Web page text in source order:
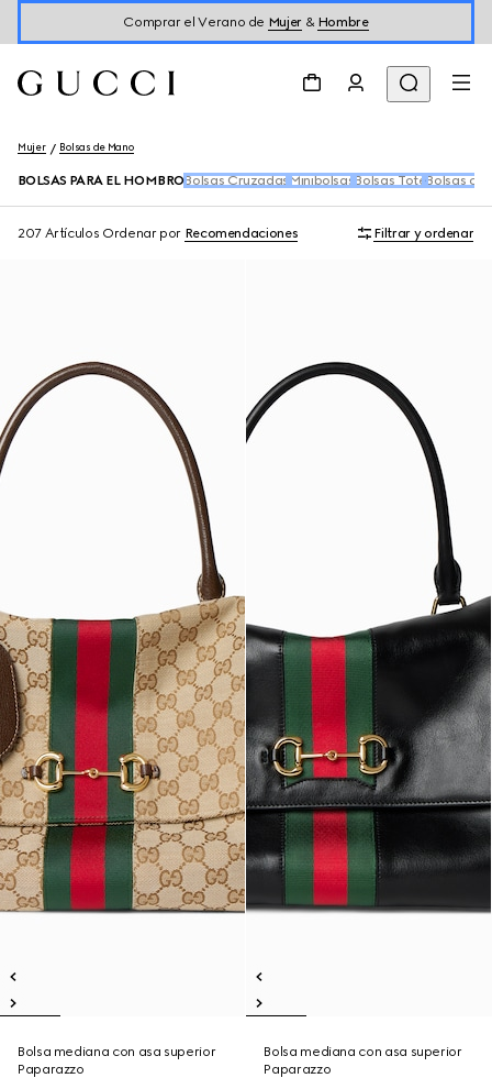
Comprar el Verano de Mujer& Hombre
Mujer Bolsas de Mano
BOLSAS PARA EL HOMBRO Bolsas Cruzadas Minibolsas Bolsas ToteBolsas
207 Artículos Ordenar por Recomendaciones Filtrar y ordenar
Bolsa mediana con asa superior
Paparazzo
Bolsa mediana con asa superior
Paparazzo